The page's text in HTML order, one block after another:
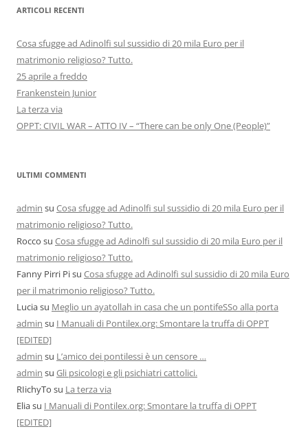
ARTICOLI RECENTI
Cosa sfugge ad Adinolfi sul sussidio di 20 mila Euro per il
matrimonio religioso? Tutto.
25 aprile a freddo
Frankenstein Junior
La terza via
OPPT: CIVIL WAR – ATTO IV – “There can be only One (People)”
ULTIMI COMMENTI
admin su Cosa sfugge ad Adinolfi sul sussidio di 20 mila Euro per il
matrimonio religioso? Tutto.
Rocco su Cosa sfugge ad Adinolfi sul sussidio di 20 mila Euro per il
matrimonio religioso? Tutto.
Fanny Pirri Pisu Cosa sfugge ad Adinolfi sul sussidio di 20 mila Euro
per il matrimonio religioso? Tutto.
Luciasu Meglio un ayatollah in casa che un pontifeSSo alla porta
admin su I Manuali di Pontilex.org: Smontare la truffa di OPPT
[EDITED]
admin su L’amico dei pontilessi è un censore …
admin su Gli psicologi e gli psichiatri cattolici.
RIichyTo su La terza via
Eliasu I Manuali di Pontilex.org: Smontare la truffa di OPPT
[EDITED]